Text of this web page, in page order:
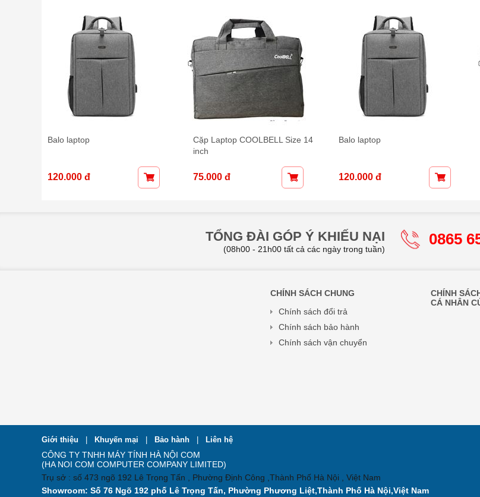
Balo laptop
120.000 đ
Cặp Laptop COOLBELL Size 14
inch
75.000 đ
Balo laptop
120.000 đ
TỔNG ĐÀI GÓP Ý KHIẾU NẠI
(08h00 - 21h00 tất cả các ngày trong tuần)
0865
CHÍNH SÁCH CHUNG
Chính sách đổi trả
Chính sách bảo hành
Chính sách vận chuyển
CHÍNH
CÁ NHÂN
Giới thiệu Khuyến mại Bảo hành Liên hệ
CÔNG TY TNHH MÁY TÍNH HÀ NỘI COM
(HA NOI COM COMPUTER COMPANY LIMITED)
Trụ sở : số 473 ngõ 192 Lê Trọng Tấn , Phường Định Công ,Thành Phố Hà Nội , Việt Nam
Showroom: Số 76 Ngõ 192 phố Lê Trọng Tấn, Phường Phương Liệt,Thành Phố Hà Nội,Việt Nam